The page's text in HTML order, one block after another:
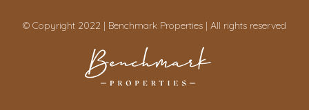
© Copyright 2022 | Benchmark Properties | All rights reserved